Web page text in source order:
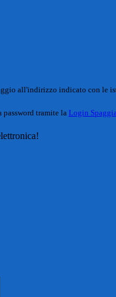
all'indirizzo indicato con le
password tramite la Login